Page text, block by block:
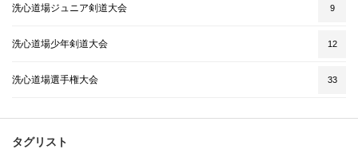
洗心道場ジュニア剣道大会 9
洗心道場少年剣道大会 12
洗心道場選手権大会 33
タグリスト